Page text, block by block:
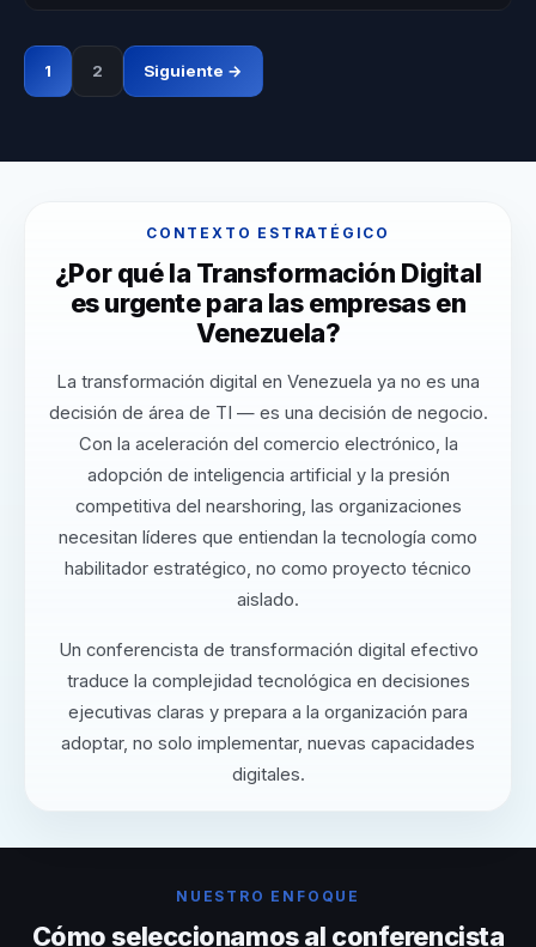
1 2 Siguiente →
CONTEXTO ESTRATÉGICO
¿Por qué la Transformación Digital
es urgente para las empresas en
Venezuela?
La transformación digital en Venezuela ya no es una
decisión de área de TI — es una decisión de negocio.
Con la aceleración del comercio electrónico, la
adopción de inteligencia artificial y la presión
competitiva del nearshoring, las organizaciones
necesitan líderes que entiendan la tecnología como
habilitador estratégico, no como proyecto técnico
aislado.
Un conferencista de transformación digital efectivo
traduce la complejidad tecnológica en decisiones
ejecutivas claras y prepara a la organización para
adoptar, no solo implementar, nuevas capacidades
digitales.
NUESTRO ENFOQUE
Cómo seleccionamos al conferencista